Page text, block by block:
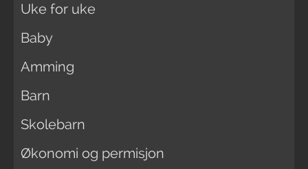
Uke for uke
Baby
Amming
Barn
Skolebarn
Økonomi og permisjon